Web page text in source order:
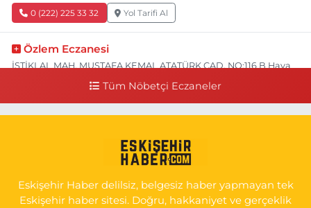
0 (222) 225 33 32 Yol Tarifi Al
Özlem Eczanesi
İSTİKLAL MAH. MUSTAFA KEMAL ATATÜRK CAD. NO:116 B Hava
GÖKMEYDAN MAH. ULUS CAD. NO:4 A ADLİYE AŞAĞISI, SARAR
İMAM HATİP YANI, CUMA PAZARI CADDE GİRİŞİ
0 (222) 240 16 67 Yol Tarifi Al
Tüm Nöbetçi Eczaneler
Eskişehir Haber delilsiz, belgesiz haber yapmayan tek
Eskişehir haber sitesi. Doğru, hakkaniyet ve gerçeklik